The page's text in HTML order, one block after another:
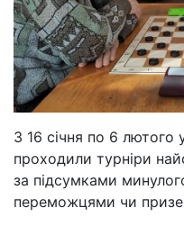
З 16 січня по 6
проходили турніри
за підсумками
переможцями чи